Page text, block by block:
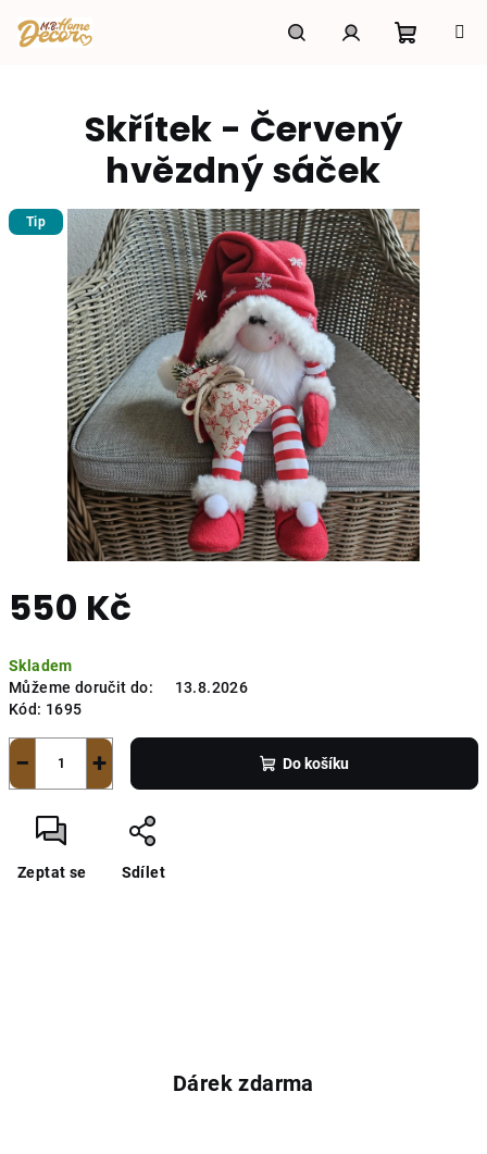
obsah
550 Kč
cena:
Skladem
Můžeme doručit do:
13.8.2026
Kód: 1695
+
− Do košíku
Zeptat se Sdílet
Skřítek - Červený
hvězdný sáček
Tip
Dárek zdarma